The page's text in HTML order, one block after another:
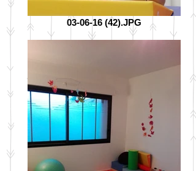
03-06-16 (42).JPG